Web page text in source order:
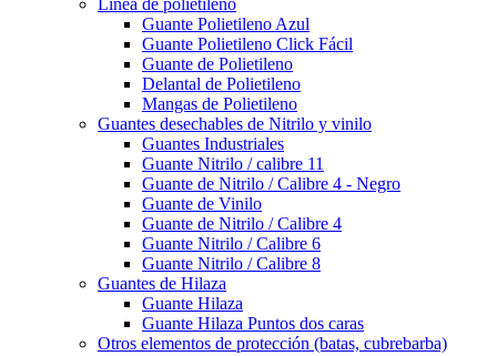
Línea de polietileno
Guante Polietileno Azul
Guante Polietileno Click Fácil
Guante de Polietileno
Delantal de Polietileno
Mangas de Polietileno
Guantes desechables de Nitrilo y vinilo
Guantes Industriales
Guante Nitrilo / calibre 11
Guante de Nitrilo / Calibre 4 - Negro
Guante de Vinilo
Guante de Nitrilo / Calibre 4
Guante Nitrilo / Calibre 6
Guante Nitrilo / Calibre 8
Guantes de Hilaza
Guante Hilaza
Guante Hilaza Puntos dos caras
Otros elementos de protección (batas, cubrebarba)